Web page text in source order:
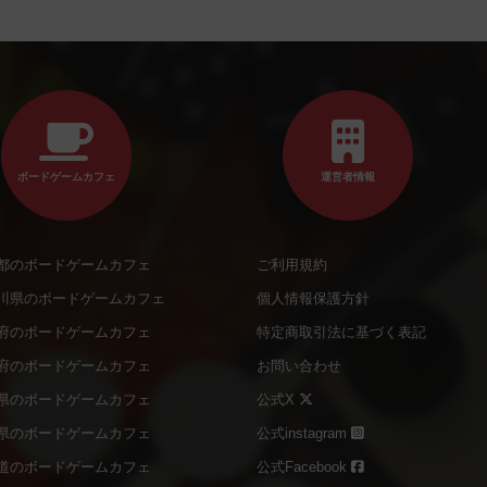
ボードゲームカフェ
のボードゲームカフェ
県のボードゲームカフェ
のボードゲームカフェ
のボードゲームカフェ
のボードゲームカフェ
のボードゲームカフェ
のボードゲームカフェ
運営者情報
ご利用規約
個人情報保護方針
特定商取引法に基づく表記
お問い合わせ
公式X
公式instagram
公式Facebook